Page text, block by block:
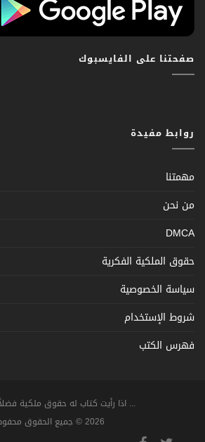
صفحتنا على الفايسبوك
روابط مفيدة
مهمتنا
من نحن
DMCA
حقوق الملكية الفكرية
سياسة الخصوصية
شروط الإستخدام
فهرس الكتب
... اذا رأيت كتاب له حقوق ملكية فضلاً
2026 © جميع الحقوق محفوظة